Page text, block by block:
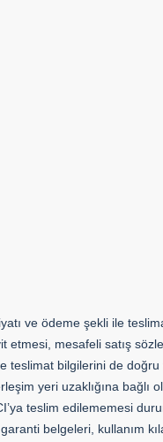
ve ödeme şekli ile
mesafeli satış
bilgilerini de
yeri uzaklığına
teslim edilememesi
belgeleri, kullanım